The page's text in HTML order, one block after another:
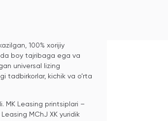
100% xorijiy
boy tajribaga ega va
universal lizing
tadbirkorlar, kichik va o’rta
MK Leasing printsiplari –
MChJ XK yuridik